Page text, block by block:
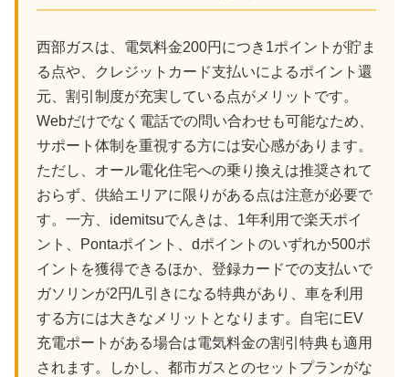
西部ガスは、電気料金200円につき1ポイントが貯ま
る点や、クレジットカード支払いによるポイント還
元、割引制度が充実している点がメリットです。
Webだけでなく電話での問い合わせも可能なため、
サポート体制を重視する方には安心感があります。
ただし、オール電化住宅への乗り換えは推奨されて
おらず、供給エリアに限りがある点は注意が必要で
す。一方、idemitsuでんきは、1年利用で楽天ポイ
ント、Pontaポイント、dポイントのいずれか500ポ
イントを獲得できるほか、登録カードでの支払いで
ガソリンが2円/L引きになる特典があり、車を利用
する方には大きなメリットとなります。自宅にEV
充電ポートがある場合は電気料金の割引特典も適用
されます。しかし、都市ガスとのセットプランがな